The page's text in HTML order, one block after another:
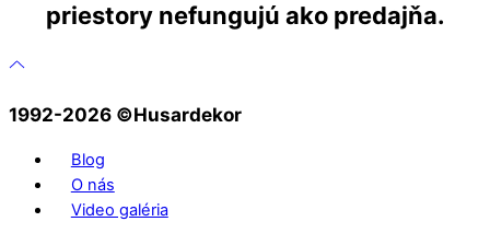
priestory nefungujú ako predajňa.
1992-2026 ©️Husardekor
Blog
O nás
Video galéria